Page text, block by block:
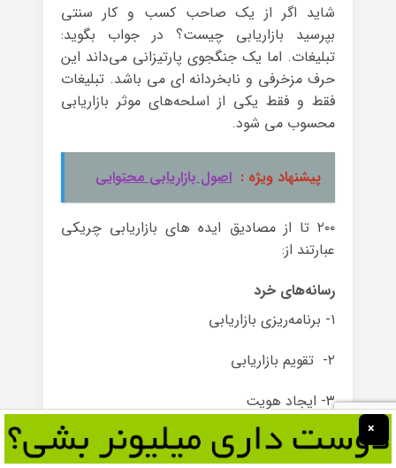
شاید اگر از یک صاحب کسب و کار سنتی
بپرسید بازاریابی چیست؟ در جواب بگوید:
تبلیغات. اما یک جنگجوی پارتیزانی می‌داند این
حرف‌ مزخرفی و نابخردانه ای می باشد. تبلیغات
فقط و فقط یکی از اسلحه‌های موثر بازاریابی
محسوب می شود.
پیشنهاد ویژه : اصول بازاریابی محتوایی
۲۰۰ تا از مصادیق ایده های بازاریابی چریکی
عبارتند از:
رسانه‌های خرد
۱- برنامه‌ریزی بازاریابی
۲- تقویم بازاریابی
۳- ایجاد هویت
۴- طراحی و پخش کارت ویزیت
×